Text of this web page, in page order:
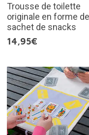
Trousse de toilette
originale en forme de
sachet de snacks
14,95€